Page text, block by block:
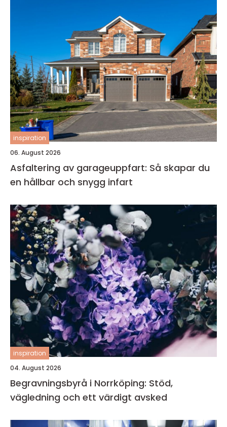
inspiration
06. August 2026
Asfaltering av garageuppfart: Så skapar du
en hållbar och snygg infart
inspiration
04. August 2026
Begravningsbyrå i Norrköping: Stöd,
vägledning och ett värdigt avsked